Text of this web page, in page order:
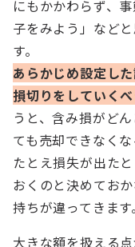
にもかかわらず、
子をみよう」など
す。
あらかじめ設定し
損切りをしていく
うと、含み損がど
ても売却できなく
たとえ損失が出た
おくのと決めてお
持ちが違ってきます。
大きな額を扱える